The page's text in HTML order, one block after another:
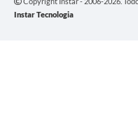
Instar Tecnologia